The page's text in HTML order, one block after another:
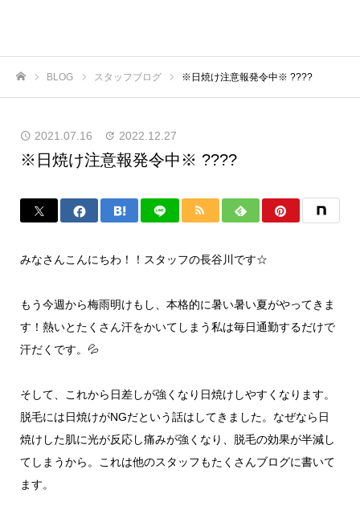
BLOG スタッフブログ ※日焼け注意報発令中※ ????
2021.07.16 2022.12.27
※日焼け注意報発令中※ ????
みなさんこんにちわ！！スタッフの長谷川です☆
もう今週から梅雨明けもし、本格的に暑い暑い夏がやってきま
す！熱いとたくさん汗をかいてしまう私は毎日通勤するだけで
汗だくです。💦
そして、これから日差しが強くなり日焼けしやすくなります。
脱毛には日焼けがNGだという話はしてきました。なぜなら日
焼けした肌に光が反応し痛みが強くなり、脱毛の効果が半減し
てしまうから。これは他のスタッフもたくさんブログに書いて
ます。